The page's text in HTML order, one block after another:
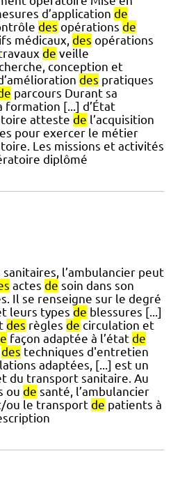
d’application de
des opérations de
médicaux, des opérations
de veille
conception et
des pratiques
parcours Durant sa
formation [...] d’État
atteste de l’acquisition
pour exercer le métier
Les missions et activités
diplômé
sanitaires, l’ambulancier peut
actes de soin dans son
Il se renseigne sur le degré
leurs types de blessures [...]
des règles de circulation et
façon adaptée à l’état de
des techniques d'entretien
adaptées, [...] est un
du transport sanitaire. Au
ou de santé, l’ambulancier
ou le transport de patients à